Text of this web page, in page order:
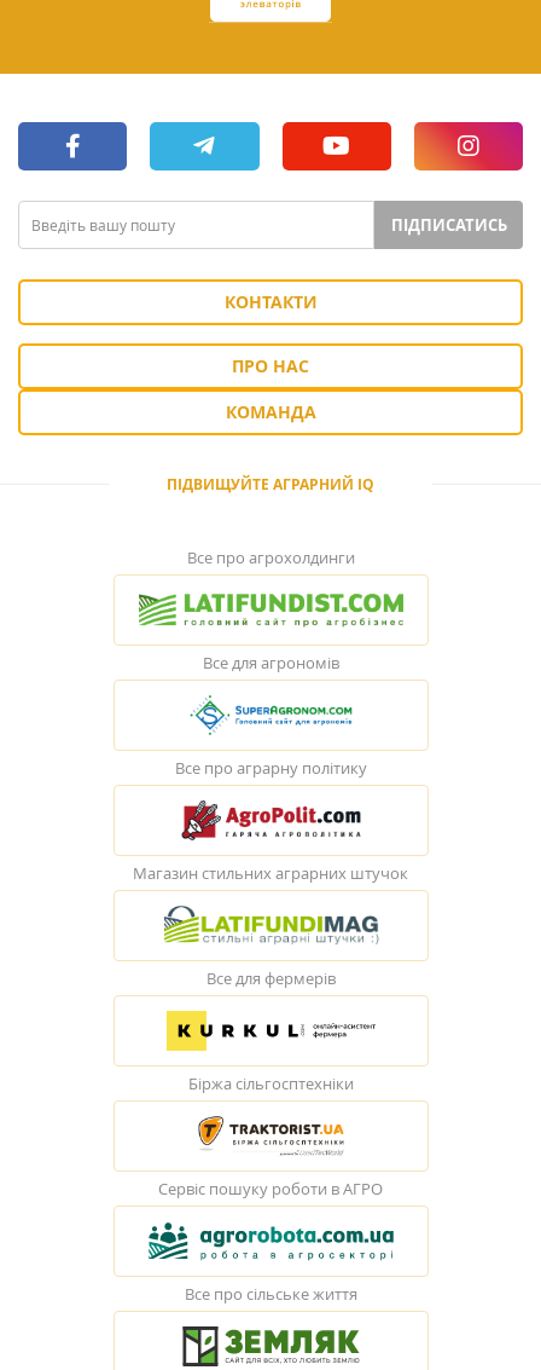
ПІДПИСАТИСЬ
КОНТАКТИ
ПРО НАС
КОМАНДА
ПІДВИЩУЙТЕ АГРАРНИЙ IQ
Все про агрохолдинги
Все для агрономів
Все про аграрну політику
Магазин стильних аграрних штучок
Все для фермерів
Біржа сільгосптехніки
Сервіс пошуку роботи в АГРО
Все про сільське життя